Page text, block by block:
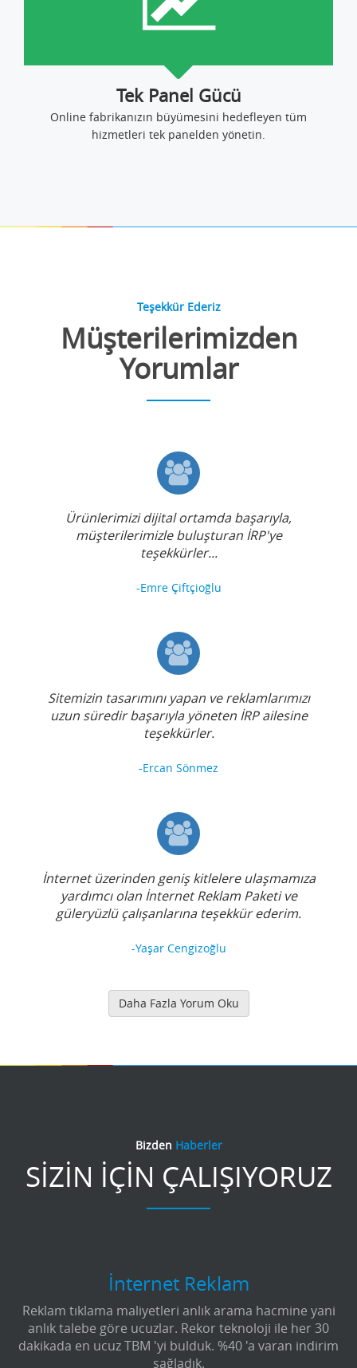
Tek Panel Gücü
Online fabrikanızın büyümesini hedefleyen tüm
hizmetleri tek panelden yönetin.
Teşekkür Ederiz
Müşterilerimizden
Yorumlar
Ürünlerimizi dijital ortamda başarıyla,
müşterilerimizle buluşturan İRP'ye
teşekkürler...
-Emre Çiftçioğlu
Sitemizin tasarımını yapan ve reklamlarımızı
uzun süredir başarıyla yöneten İRP ailesine
teşekkürler.
-Ercan Sönmez
İnternet üzerinden geniş kitlelere ulaşmamıza
yardımcı olan İnternet Reklam Paketi ve
güleryüzlü çalışanlarına teşekkür ederim.
-Yaşar Cengizoğlu
Daha Fazla Yorum Oku
Bizden Haberler
SİZİN İÇİN ÇALIŞIYORUZ
İnternet Reklam
Reklam tıklama maliyetleri anlık arama hacmine yani
anlık talebe göre ucuzlar. Rekor teknoloji ile her 30
dakikada en ucuz TBM 'yi bulduk. %40 'a varan indirim
sağladık.